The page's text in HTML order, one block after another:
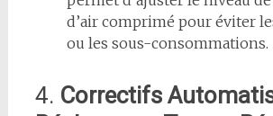
d’air comprimé pour éviter
ou les sous-consommations.
4. Correctifs